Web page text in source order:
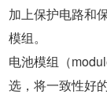
加上保护电路和
模组。
电池模组（
选，将一致性好